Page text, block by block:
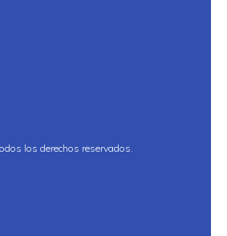
los derechos reservados.